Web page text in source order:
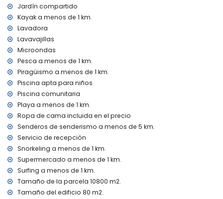
internet (WiFi)
aspiradora y plancha con tabla de planchar
ropa de cama y toallas
calefacción y aire acondicionado
Instalaciones / servicios comunitarios
área de fitness
Instalaciones y servicios privados con suplemento
cama extra y cuna/cama para niños (bajo demanda)
Entretenimiento y actividades de ocio para sus vacaciones
en Denia, Costa Blanca
bar (a menos de 1000 metros de la casa)
paseo marítimo (Puerto Deportivo) (a menos de 5
kilómetros de la casa)
Lugares de interés y cultura en Denia, Costa Blanca
iglesia (Sant Antoni de Pádua) y monumento (Playmobil
Jardín compartido
Kayak a menos de 1 km.
Lavadora
Lavavajillas
Microondas
Pesca a menos de 1 km.
Piragüismo a menos de 1 km.
Piscina apta para niños
Piscina comunitaria
Playa a menos de 1 km.
Ropa de cama incluida en el precio
Senderos de senderismo a menos de 5 km.
Servicio de recepción
Snorkeling a menos de 1 km.
Supermercado a menos de 1 km.
Surfing a menos de 1 km.
Tamaño de la parcela 10800 m2.
Tamaño del edificio 80 m2.